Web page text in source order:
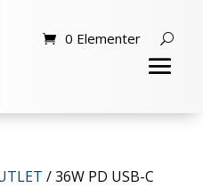
0 Elementer
/ 36W PD USB-C